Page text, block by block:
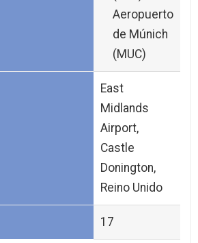
Aeropuerto
de Múnich
(MUC)
East
Midlands
Airport,
Castle
Donington,
Reino Unido
17